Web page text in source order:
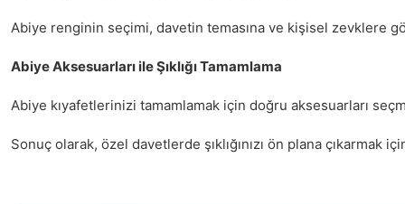
Abiye renginin seçimi, davetin temasına ve kişisel zevklere
Abiye Aksesuarları ile Şıklığı Tamamlama
Abiye kıyafetlerinizi tamamlamak için doğru aksesuarları
Sonuç olarak, özel davetlerde şıklığınızı ön plana